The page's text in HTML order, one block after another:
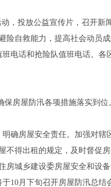
，投放公益宣传片，召开新
自救能力，提高社会动员成
电话和抢险队值班电话。各
房屋防汛各项措施落实到
确房屋安全责任。加强对辖
得出租的规定，及时督促房
城乡建设委房屋安全和设备
10月下旬召开房屋防汛总结